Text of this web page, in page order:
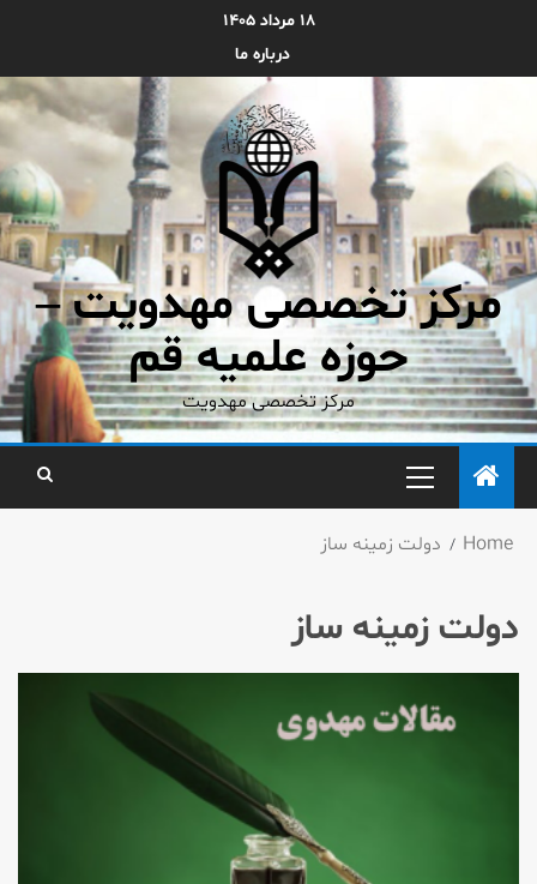
۱۸ مرداد ۱۴۰۵
درباره ما
مرکز تخصصی مهدویت –
حوزه علمیه قم
مرکز تخصصی مهدویت
Home دولت زمینه ساز
دولت زمینه ساز